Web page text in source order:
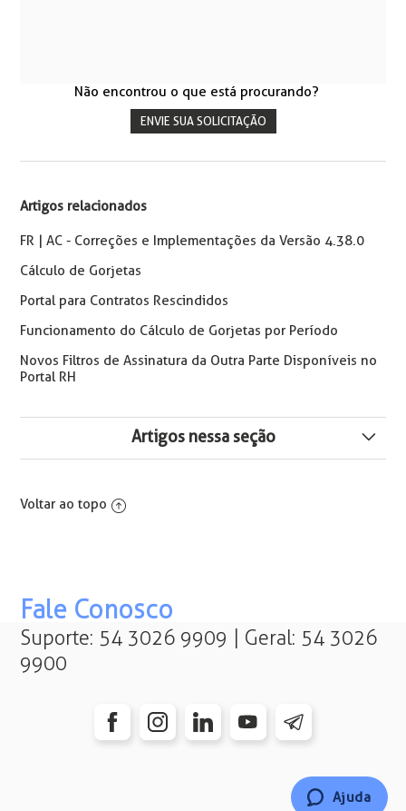
Não encontrou o que está procurando?
ENVIE SUA SOLICITAÇÃO
Artigos relacionados
FR | AC - Correções e Implementações da Versão 4.38.0
Cálculo de Gorjetas
Portal para Contratos Rescindidos
Funcionamento do Cálculo de Gorjetas por Período
Novos Filtros de Assinatura da Outra Parte Disponíveis no
Portal RH
Artigos nessa seção
Eventos Considerados para Rateio de Gorjetas
Ocorrências Consideradas para Rateio de Gorjetas
Faturamento e Tipo de Participação de Gorjetas
Voltar ao topo
Ajuda
Fale Conosco
Suporte: 54 3026 9909 | Geral: 54 3026
9900